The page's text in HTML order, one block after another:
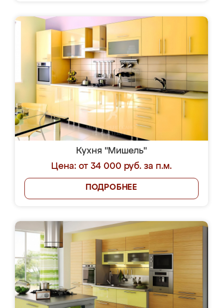
Кухня "Мишель"
Цена: от 34 000 руб. за п.м.
ПОДРОБНЕЕ